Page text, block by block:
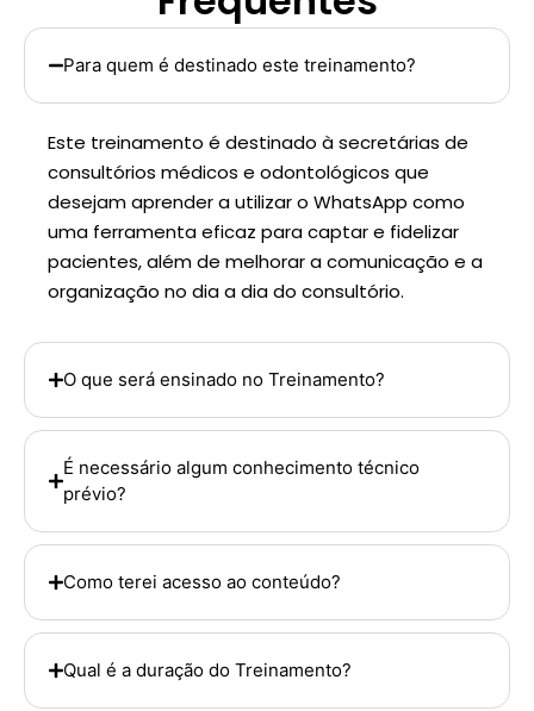
Para quem é destinado este treinamento?
Este treinamento é destinado à secretárias de
consultórios médicos e odontológicos que
desejam aprender a utilizar o WhatsApp como
uma ferramenta eficaz para captar e fidelizar
pacientes, além de melhorar a comunicação e a
organização no dia a dia do consultório.
O que será ensinado no Treinamento?
É necessário algum conhecimento técnico
prévio?
Como terei acesso ao conteúdo?
Qual é a duração do Treinamento?